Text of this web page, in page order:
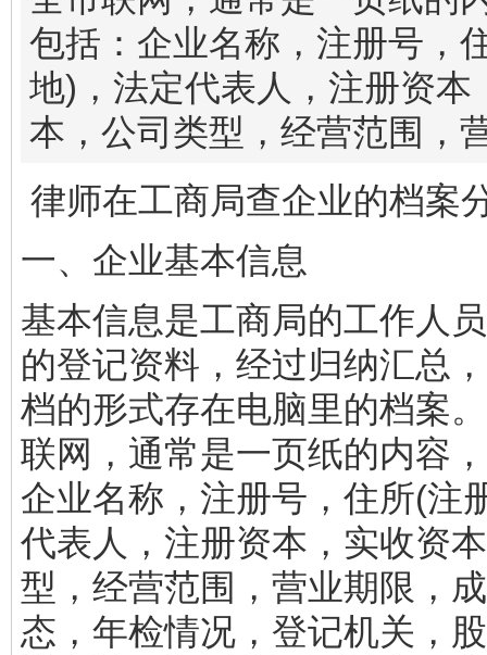
包括：企业名称，注册号，
地)，法定代表人，注册资本
本，公司类型，经营范围，
律师在工商局查企业的档案
一、企业基本信息
基本信息是工商局的工作人
的登记资料，经过归纳汇总
档的形式存在电脑里的档案
联网，通常是一页纸的内容
企业名称，注册号，住所(注
代表人，注册资本，实收资
型，经营范围，营业期限，
态，年检情况，登记机关，